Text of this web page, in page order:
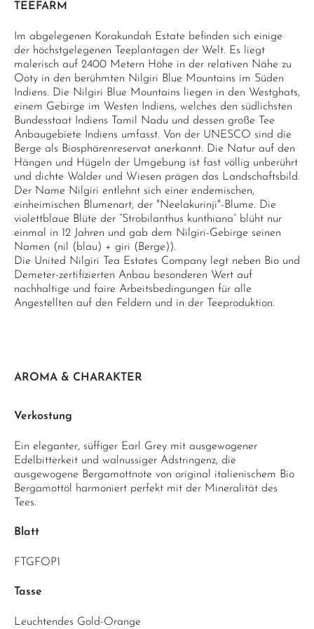
TEEFARM
Im abgelegenen Korakundah Estate befinden sich einige
der höchstgelegenen Teeplantagen der Welt. Es liegt
malerisch auf 2400 Metern Höhe in der relativen Nähe zu
Ooty in den berühmten Nilgiri Blue Mountains im Süden
Indiens. Die Nilgiri Blue Mountains liegen in den Westghats,
einem Gebirge im Westen Indiens, welches den südlichsten
Bundesstaat Indiens Tamil Nadu und dessen große Tee
Anbaugebiete Indiens umfasst. Von der UNESCO sind die
Berge als Biosphärenreservat anerkannt. Die Natur auf den
Hängen und Hügeln der Umgebung ist fast völlig unberührt
und dichte Wälder und Wiesen prägen das Landschaftsbild.
Der Name Nilgiri entlehnt sich einer endemischen,
einheimischen Blumenart, der "Neelakurinji"-Blume. Die
violettblaue Blüte der “Strobilanthus kunthiana” blüht nur
einmal in 12 Jahren und gab dem Nilgiri-Gebirge seinen
Namen (nil (blau) + giri (Berge)).
Die United Nilgiri Tea Estates Company legt neben Bio und
Demeter-zertifizierten Anbau besonderen Wert auf
nachhaltige und faire Arbeitsbedingungen für alle
Angestellten auf den Feldern und in der Teeproduktion.
AROMA & CHARAKTER
Verkostung
Ein eleganter, süffiger Earl Grey mit ausgewogener
Edelbitterkeit und walnussiger Adstringenz, die
ausgewogene Bergamottnote von original italienischem Bio
Bergamottöl harmoniert perfekt mit der Mineralität des
Tees.
Blatt
FTGFOP1
Tasse
Leuchtendes Gold-Orange